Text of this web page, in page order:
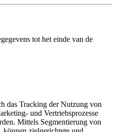
tot het einde van de
das Tracking der Nutzung von
und Vertriebsprozesse
Mittels Segmentierung von